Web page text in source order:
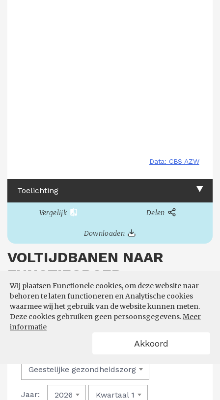
Wij plaatsen Functionele cookies, om deze website naar
behoren te laten functioneren en Analytische cookies
waarmee wij het gebruik van de website kunnen meten.
Deze cookies gebruiken geen persoonsgegevens.Meer
informatie
Akkoord
Toelichting
Vergelijk Delen
Downloaden
VOLTIJDBANEN NAAR
FUNCTIEGROEP
Aandeel FTE naar functiegroep